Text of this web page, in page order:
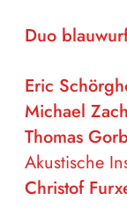
Duo
Eric
Michael
Thomas
Akustische
Christof